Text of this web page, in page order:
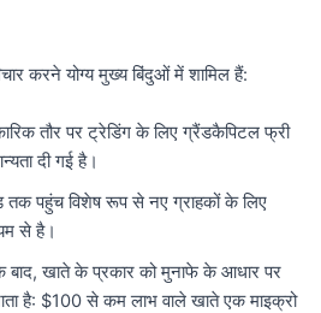
करने योग्य मुख्य बिंदुओं में शामिल हैं:
तौर पर ट्रेडिंग के लिए ग्रैंडकैपिटल फ्री
दी गई है।
पहुंच विशेष रूप से नए ग्राहकों के लिए
से है।
बाद, खाते के प्रकार को मुनाफे के आधार पर
है: $100 से कम लाभ वाले खाते एक माइक्रो